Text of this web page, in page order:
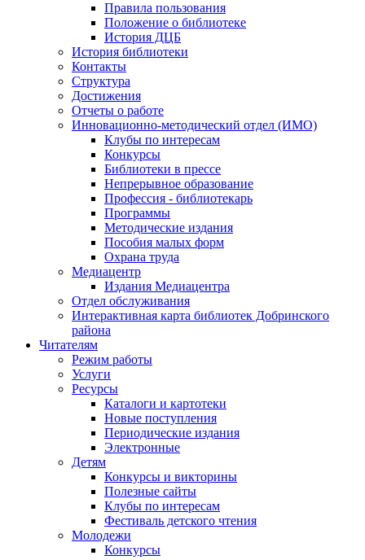
Правила пользования
Положение о библиотеке
История ДЦБ
История библиотеки
Контакты
Структура
Достижения
Отчеты о работе
Инновационно-методический отдел (ИМО)
Клубы по интересам
Конкурсы
Библиотеки в прессе
Непрерывное образование
Профессия - библиотекарь
Программы
Методические издания
Пособия малых форм
Охрана труда
Медиацентр
Издания Медиацентра
Отдел обслуживания
Интерактивная карта библиотек Добринского
района
Читателям
Режим работы
Услуги
Ресурсы
Каталоги и картотеки
Новые поступления
Периодические издания
Электронные
Детям
Конкурсы и викторины
Полезные сайты
Клубы по интересам
Фестиваль детского чтения
Молодежи
Конкурсы